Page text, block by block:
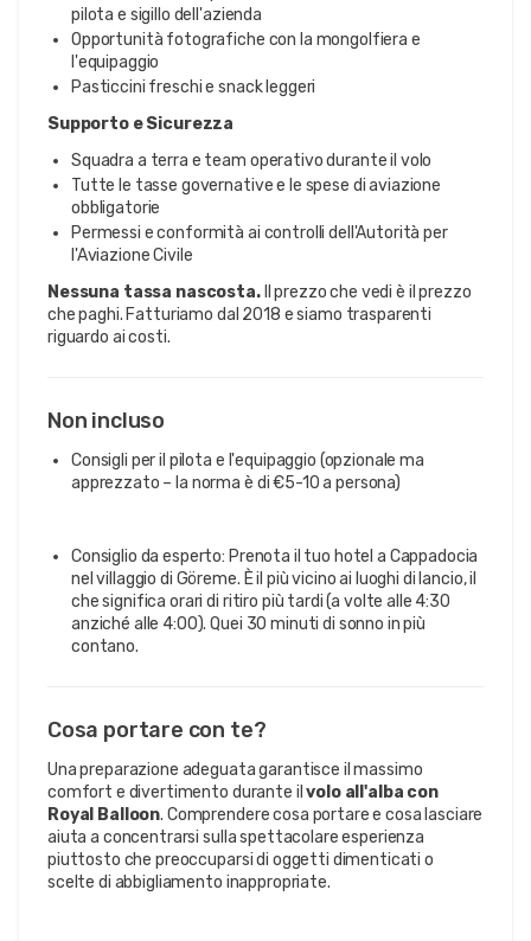
pilota e sigillo dell'azienda
Opportunità fotografiche con la mongolfiera e
l'equipaggio
Pasticcini freschi e snack leggeri
Supporto e Sicurezza
Squadra a terra e team operativo durante il volo
Tutte le tasse governative e le spese di aviazione
obbligatorie
Permessi e conformità ai controlli dell'Autorità per
l'Aviazione Civile
Nessuna tassa nascosta.Il prezzo che vedi è il prezzo
che paghi. Fatturiamo dal 2018 e siamo trasparenti
riguardo ai costi.
Non incluso
Consigli per il pilota e l'equipaggio (opzionale ma
apprezzato – la norma è di €5-10 a persona)
Consiglio da esperto: Prenota il tuo hotel a Cappadocia
nel villaggio di Göreme. È il più vicino ai luoghi di lancio, il
che significa orari di ritiro più tardi (a volte alle 4:30
anziché alle 4:00). Quei 30 minuti di sonno in più
contano.
Cosa portare con te?
Una preparazione adeguata garantisce il massimo
comfort e divertimento durante ilvolo all'alba con
Royal Balloon. Comprendere cosa portare e cosa lasciare
aiuta a concentrarsi sulla spettacolare esperienza
piuttosto che preoccuparsi di oggetti dimenticati o
scelte di abbigliamento inappropriate.